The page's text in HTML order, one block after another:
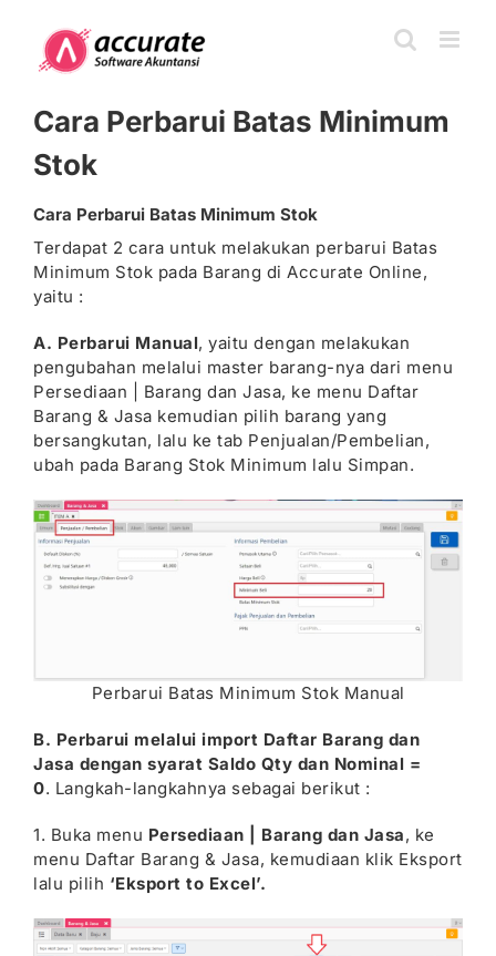
content
Cara Perbarui Batas Minimum
Stok
Cara Perbarui Batas Minimum Stok
Terdapat 2 cara untuk melakukan perbarui Batas
Minimum Stok pada Barang di Accurate Online,
yaitu :
A. Perbarui Manual, yaitu dengan melakukan
pengubahan melalui master barang-nya dari menu
Persediaan | Barang dan Jasa, ke menu Daftar
Barang & Jasa kemudian pilih barang yang
bersangkutan, lalu ke tab Penjualan/Pembelian,
ubah pada Barang Stok Minimum lalu Simpan.
Perbarui Batas Minimum Stok Manual
B. Perbarui melalui import Daftar Barang dan
Jasa dengan syarat Saldo Qty dan Nominal =
0. Langkah-langkahnya sebagai berikut :
1. Buka menu Persediaan | Barang dan Jasa, ke
menu Daftar Barang & Jasa, kemudiaan klik Eksport
lalu pilih ‘Eksport to Excel’.